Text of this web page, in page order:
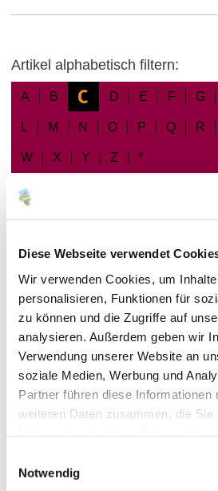
Diese Webseite verwendet
Wir verwenden Cookies, um
personalisieren, Funktionen für
zu können und die Zugriffe auf
analysieren. Außerdem geben wir
Verwendung unserer Website an
soziale Medien, Werbung und
Partner führen diese Informationen
weiteren Daten zusammen, die Sie
Notwendig
Artikel alphabetisch filtern:
A B C D E F G
L M N O P Q R
W X Y Z *
Nieder-Olm
Café Hanni's
Ein gemütlicher Ort zum
Köstlichkeiten, erstklassigen
gestaltetes Ambiente, das zum